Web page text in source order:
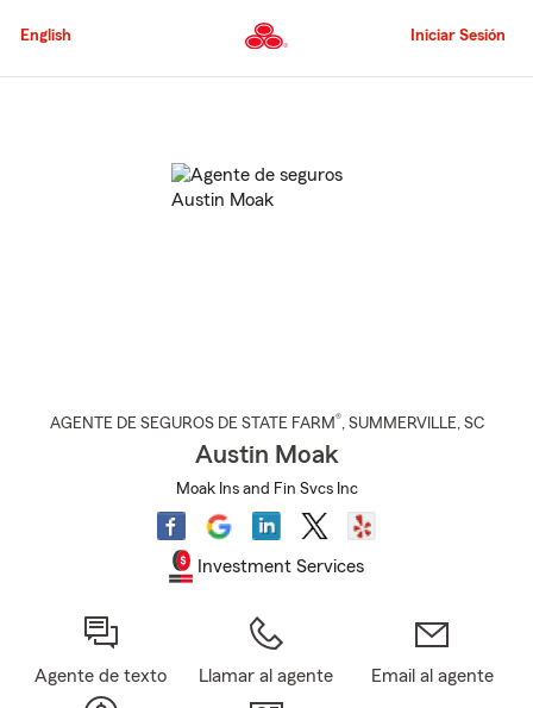
al
principal
English Iniciar Sesión
AGENTE DE SEGUROS DE STATE FARM®, SUMMERVILLE, SC
Austin Moak
Moak Ins and Fin Svcs Inc
Investment Services
Agente de texto Llamar al agente Email al agente